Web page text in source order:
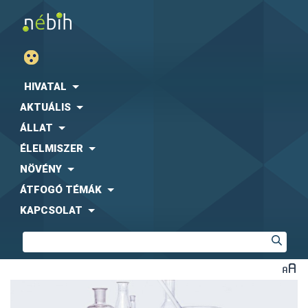
HIVATAL
AKTUÁLIS
ÁLLAT
ÉLELMISZER
NÖVÉNY
ÁTFOGÓ TÉMÁK
KAPCSOLAT